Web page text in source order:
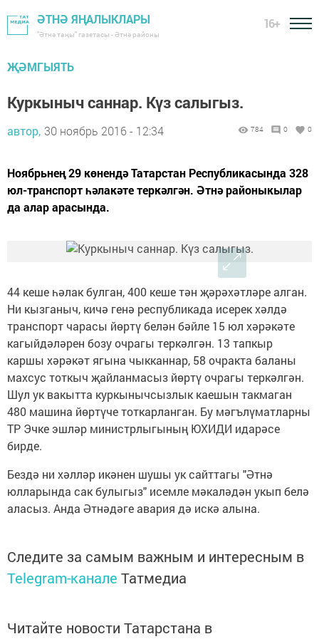
ӘТНӘ ЯҢАЛЫКЛАРЫ
"Әтнә таңы" газетасы - Әтнә районы
16+
ҖӘМГЫЯТЬ
Куркыныч саннар. Күз салыгыз.
автор, 30 ноябрь 2016 - 12:34 784 0 0
Ноябрьнең 29 көнендә Татарстан Республикасында 328
юл-транспорт һәлакәте теркәлгән. Әтнә районыкылар
да алар арасында.
44 кеше һәлак булган, 400 кеше тән җәрәхәтләре алган.
Ни кызганыч, кичә генә республикада исерек хәлдә
транспорт чарасы йөртү белән бәйле 15 юл хәрәкәте
кагыйдәләрен бозу очрагы теркәлгән. 13 тапкыр
каршы хәрәкәт ягына чыкканнар, 58 очракта баланы
махсус тоткыч җайланмасыз йөртү очрагы теркәлгән.
Шул ук вакытта куркынычсызлык каешын такмаган
480 машина йөртүче тоткарланган. Бу мәгълүматларны
ТР Эчке эшләр министрлыгының ЮХИДИ идарәсе
бирде.
Бездә ни хәлләр икәнен шушы ук сайттагы "Әтнә
юлларында сак булыгыз" исемле мәкаләдән укып белә
аласыз. Анда Әтнәдәге авария дә искә алына.
Следите за самым важным и интересным в
Telegram-канале Татмедиа
Читайте новости Татарстана в